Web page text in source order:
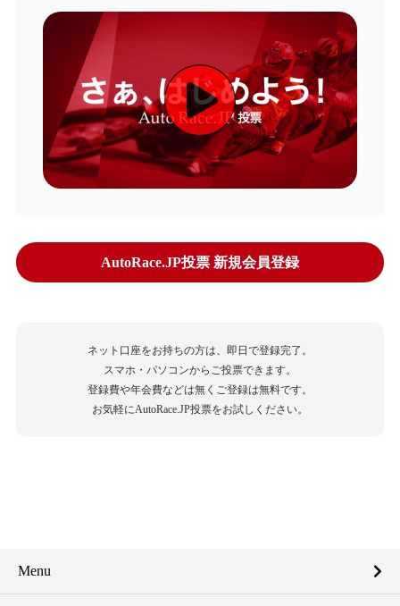
AutoRace.JP投票 新規会員登録
ネット口座をお持ちの方は、即日で登録完了。
スマホ・パソコンからご投票できます。
登録費や年会費などは無くご登録は無料です。
お気軽にAutoRace.JP投票をお試しください。
Menu